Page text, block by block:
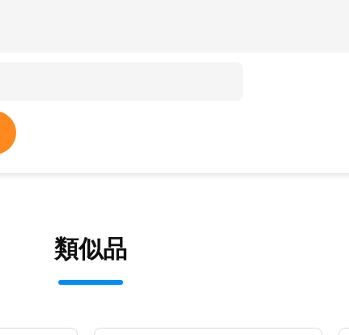
類似品